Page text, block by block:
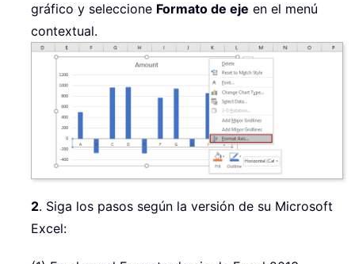
gráfico y seleccione Formato de eje en el menú
contextual.
2. Siga los pasos según la versión de su Microsoft
Excel: